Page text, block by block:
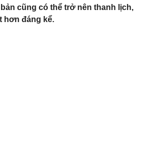
cũng có thể trở nên thanh lịch,
hơn đáng kể.